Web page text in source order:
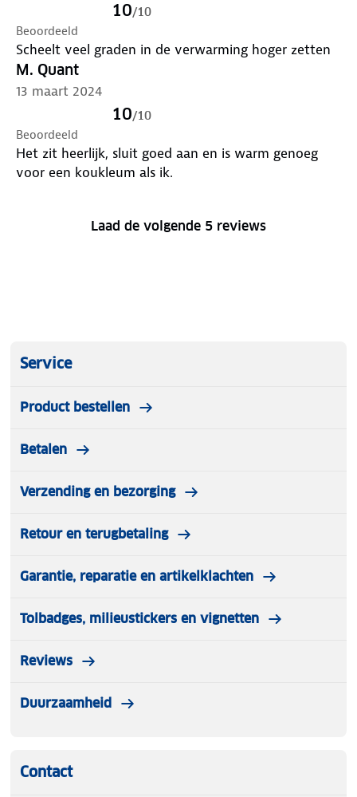
10/10
Beoordeeld
Scheelt veel graden in de verwarming hoger zetten
M. Quant
13 maart 2024
10/10
Beoordeeld
Het zit heerlijk, sluit goed aan en is warm genoeg
voor een koukleum als ik.
Laad de volgende 5 reviews
Service
Product bestellen
Betalen
Verzending en bezorging
Retour en terugbetaling
Garantie, reparatie en artikelklachten
Tolbadges, milieustickers en vignetten
Reviews
Duurzaamheid
Contact